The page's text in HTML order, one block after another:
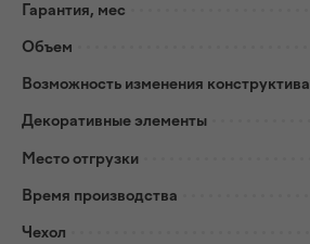
Гарантия, мес
Объем
Возможность изменения конструктива
Декоративные элементы
Место отгрузки
Время производства
Чехол